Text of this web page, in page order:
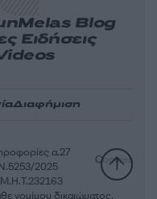
Melas Blog
Ειδήσεις
Διαφήμιση
Μ.Η.Τ.232163
α.27
2025
Cookies
νομίμου δικαιώματος.